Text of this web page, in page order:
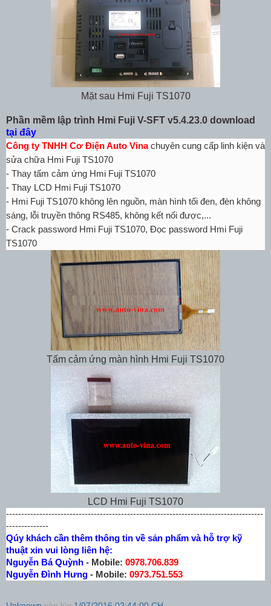
Mặt sau Hmi Fuji TS1070
Phần mềm lập trình Hmi Fuji V-SFT v5.4.23.0 download
tại đây
Công ty TNHH Cơ Điện Auto Vina chuyên cung cấp linh kiện và
sửa chữa Hmi Fuji TS1070
- Thay tấm cảm ứng Hmi Fuji TS1070
- Thay LCD Hmi Fuji TS1070
- Hmi Fuji TS1070 không lên nguồn, màn hình tối đen, đèn không
sáng, lỗi truyền thông RS485, không kết nối được,...
- Crack password Hmi Fuji TS1070, Đọc password Hmi Fuji
TS1070
Tấm cảm ứng màn hình Hmi Fuji TS1070
LCD Hmi Fuji TS1070
-------------------------------------------------------------------------------------
--------------
Qúy khách cần thêm thông tin về sản phẩm và hỗ trợ kỹ
thuật xin vui lòng liên hệ:
Nguyễn Bá Quỳnh - Mobile: 0978.706.839
Nguyễn Đình Hưng - Mobile: 0973.751.553